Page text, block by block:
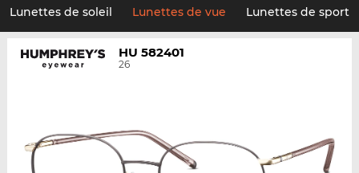
Lunettes de soleil Lunettes de vue Lunettes de sport
HU 582401
26